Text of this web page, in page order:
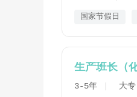
国家节假日
生产班长（
3-5年 大专